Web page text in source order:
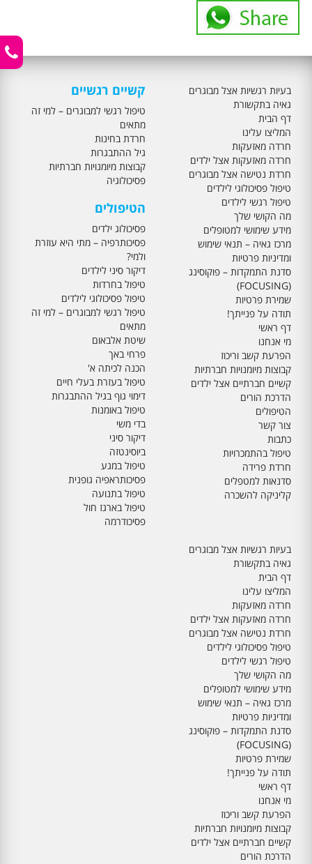
בעיות רגשיות אצל מבוגרים
גאיה בתקשורת
דף הבית
המליצו עלינו
חרדה מאזעקות
חרדה מאזעקות אצל ילדים
חרדת נטישה אצל מבוגרים
טיפול פסיכולוגי לילדים
טיפול רגשי לילדים
מה הקושי שלך
מידע שימושי למטופלים
מרכז גאיה – תנאי שימוש
ומדיניות פרטיות
סדנת התמקדות – פוקוסינג
(FOCUSING)
שמירת פרטיות
תודה על פנייתך!
דף ראשי
מי אנחנו
הפרעת קשב וריכוז
קבוצות מיומנויות חברתיות
קשיים חברתיים אצל ילדים
הדרכת הורים
הטיפולים
צור קשר
כתבות
טיפול בהתמכרויות
חרדת פרידה
סדנאות למטפלים
קליניקה להשכרה
קשיים רגשיים
טיפול רגשי למבוגרים – למי זה
מתאים
חרדת בחינות
גיל ההתבגרות
קבוצות מיומנויות חברתיות
פסיכולוגיה
הטיפולים
פסיכולוג ילדים
פסיכותרפיה – מתי היא עוזרת
ולמי?
דיקור סיני לילדים
טיפול בחרדות
טיפול פסיכולוגי לילדים
טיפול רגשי למבוגרים – למי זה
מתאים
שיטת אלבאום
פרחי באך
הכנה לכיתה א'
טיפול בעזרת בעלי חיים
דימוי גוף בגיל ההתבגרות
טיפול באומנות
בדי משי
דיקור סיני
ביוסינטזה
טיפול במגע
פסיכותראפיה גופנית
טיפול בתנועה
טיפול בארגז חול
פסיכודרמה
בעיות רגשיות אצל מבוגרים
גאיה בתקשורת
דף הבית
המליצו עלינו
חרדה מאזעקות
חרדה מאזעקות אצל ילדים
חרדת נטישה אצל מבוגרים
טיפול פסיכולוגי לילדים
טיפול רגשי לילדים
מה הקושי שלך
מידע שימושי למטופלים
מרכז גאיה – תנאי שימוש
ומדיניות פרטיות
סדנת התמקדות – פוקוסינג
(FOCUSING)
שמירת פרטיות
תודה על פנייתך!
דף ראשי
מי אנחנו
הפרעת קשב וריכוז
קבוצות מיומנויות חברתיות
קשיים חברתיים אצל ילדים
הדרכת הורים